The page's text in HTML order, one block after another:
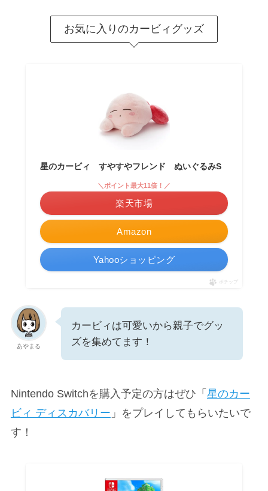
お気に入りのカービィグッズ
星のカービィ すやすやフレンド ぬいぐるみS
Amazon
＼ポイント最大11倍！／
楽天市場
Yahooショッピング
ポチップ
あやまる
カービィは可愛いから親子でグッ
ズを集めてます！
Nintendo Switchを購入予定の方はぜひ「 星のカー
ビィ ディスカバリー 」をプレイしてもらいたいで
す！